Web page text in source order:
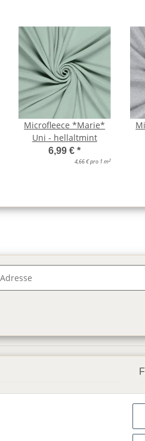
Microfleece *Marie*
Uni - hellaltmint
6,99 €*
4,66 € pro 1 m2